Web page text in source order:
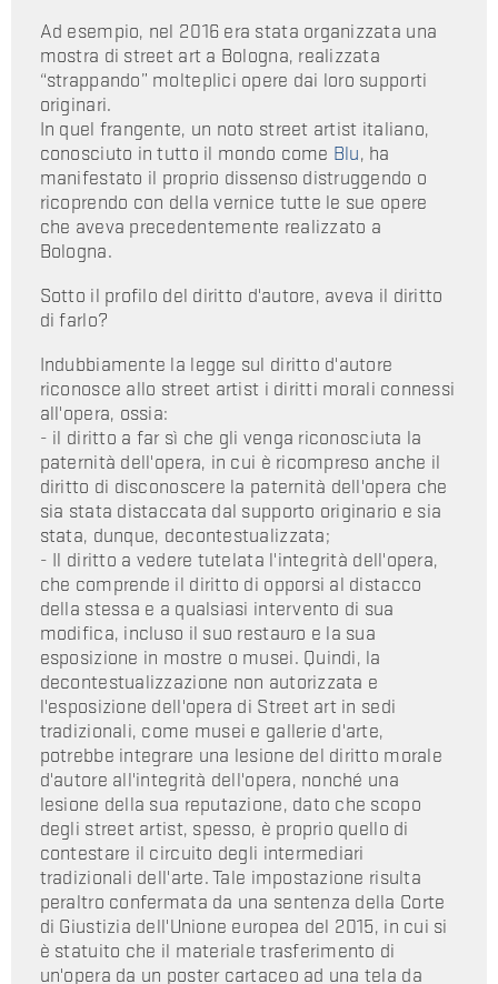
Ad esempio, nel 2016 era stata organizzata una
mostra di street art a Bologna, realizzata
“strappando” molteplici opere dai loro supporti
originari.
In quel frangente, un noto street artist italiano,
conosciuto in tutto il mondo come Blu, ha
manifestato il proprio dissenso distruggendo o
ricoprendo con della vernice tutte le sue opere
che aveva precedentemente realizzato a
Bologna.
Sotto il profilo del diritto d'autore, aveva il diritto
di farlo?
Indubbiamente la legge sul diritto d'autore
riconosce allo street artist i diritti morali connessi
all'opera, ossia:
- il diritto a far sì che gli venga riconosciuta la
paternità dell'opera, in cui è ricompreso anche il
diritto di disconoscere la paternità dell'opera che
sia stata distaccata dal supporto originario e sia
stata, dunque, decontestualizzata;
- Il diritto a vedere tutelata l'integrità dell'opera,
che comprende il diritto di opporsi al distacco
della stessa e a qualsiasi intervento di sua
modifica, incluso il suo restauro e la sua
esposizione in mostre o musei. Quindi, la
decontestualizzazione non autorizzata e
l'esposizione dell'opera di Street art in sedi
tradizionali, come musei e gallerie d'arte,
potrebbe integrare una lesione del diritto morale
d'autore all'integrità dell'opera, nonché una
lesione della sua reputazione, dato che scopo
degli street artist, spesso, è proprio quello di
contestare il circuito degli intermediari
tradizionali dell'arte. Tale impostazione risulta
peraltro confermata da una sentenza della Corte
di Giustizia dell'Unione europea del 2015, in cui si
è statuito che il materiale trasferimento di
un'opera da un poster cartaceo ad una tela da